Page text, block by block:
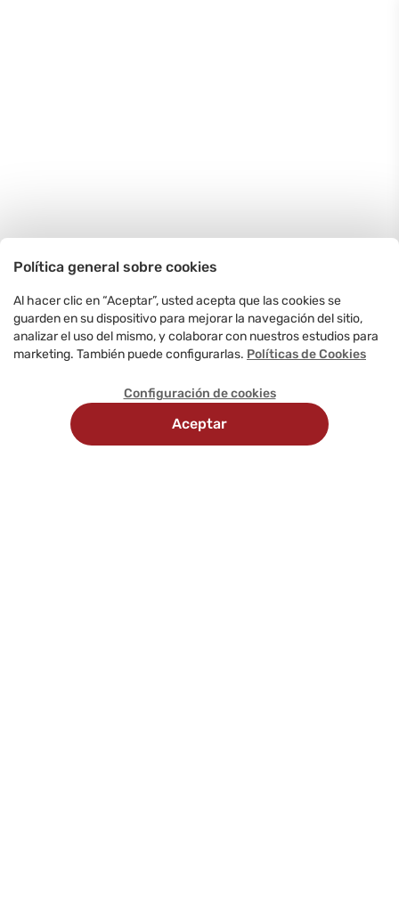
Política general sobre cookies
Al hacer clic en “Aceptar”, usted acepta que las cookies se
guarden en su dispositivo para mejorar la navegación del sitio,
analizar el uso del mismo, y colaborar con nuestros estudios para
marketing. También puede configurarlas. Políticas de Cookies
Configuración de cookies
Aceptar